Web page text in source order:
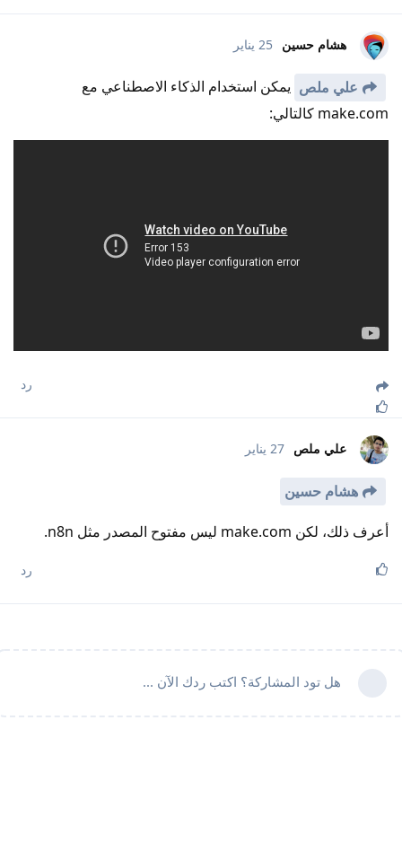
هشام حسين 25 يناير
علي ملص يمكن استخدام الذكاء الاصطناعي مع
make.com كالتالي:
رد
علي ملص 27 يناير
هشام حسين
أعرف ذلك، لكن make.com ليس مفتوح المصدر مثل n8n.
رد
هل تود المشاركة؟ اكتب ردك الآن ...